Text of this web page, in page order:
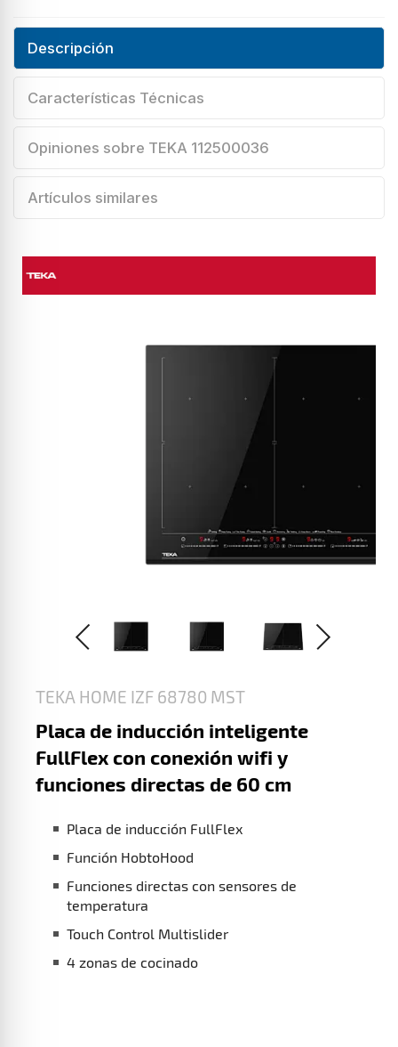
Descripción
Características Técnicas
Opiniones sobre TEKA 112500036
Artículos similares
FullFlex con conexión wifi y
funciones directas de 60 cm
temperatura